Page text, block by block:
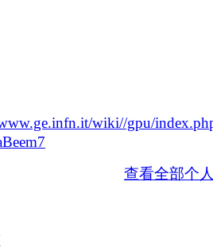
wiki//gpu/
查看全部个